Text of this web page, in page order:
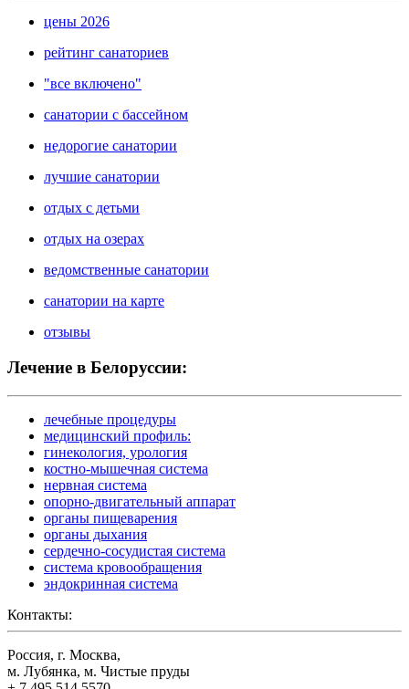
цены 2026
рейтинг санаториев
"все включено"
санатории с бассейном
недорогие санатории
лучшие санатории
отдых с детьми
отдых на озерах
ведомственные санатории
санатории на карте
отзывы
Лечение в Белоруссии:
лечебные процедуры
медицинский профиль:
гинекология, урология
костно-мышечная система
нервная система
опорно-двигательный аппарат
органы пищеварения
органы дыхания
сердечно-сосудистая система
система кровообращения
эндокринная система
Контакты:
Россия, г. Москва,
м. Лубянка, м. Чистые пруды